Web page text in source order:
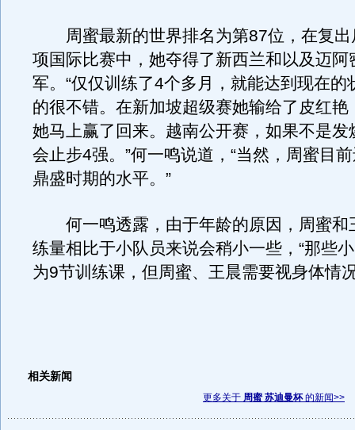
周蜜最新的世界排名为第87位，在复出
项国际比赛中，她夺得了新西兰和以及迈阿
军。“仅仅训练了4个多月，就能达到现在的
的很不错。在新加坡超级赛她输给了皮红艳
她马上赢了回来。越南公开赛，如果不是发
会止步4强。”何一鸣说道，“当然，周蜜目
鼎盛时期的水平。”
何一鸣透露，由于年龄的原因，周蜜和
练量相比于小队员来说会稍小一些，“那些
为9节训练课，但周蜜、王晨需要视身体情
相关新闻
更多关于 周蜜 苏迪曼杯的新闻>>